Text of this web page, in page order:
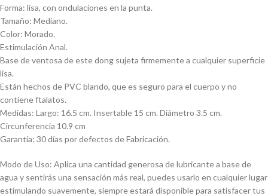
Forma: lisa, con ondulaciones en la punta.
Tamaño: Mediano.
Color: Morado.
Estimulación Anal.
Base de ventosa de este dong sujeta firmemente a cualquier superficie
lisa.
Están hechos de PVC blando, que es seguro para el cuerpo y no
contiene ftalatos.
Medidas: Largo: 16.5 cm. Insertable 15 cm. Diámetro 3.5 cm.
Circunferencia 10.9 cm
Garantía: 30 días por defectos de Fabricación.
Modo de Uso: Aplica una cantidad generosa de lubricante a base de
agua y sentirás una sensación más real, puedes usarlo en cualquier lugar
estimulando suavemente, siempre estará disponible para satisfacer tus